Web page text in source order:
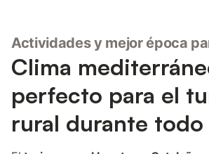
Actividades y mejor época
Clima
perfecto para el
rural durante todo